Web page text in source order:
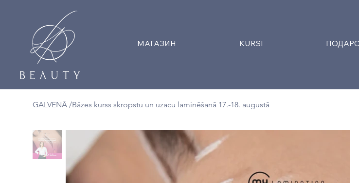
МАГАЗИН KURSI
GALVENĀ /Bāzes kurss skropstu un uzacu laminēšanā 17.-18. augustā